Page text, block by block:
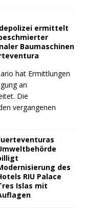
ermittelt
Baumaschinen
hat Ermittlungen
an
Die
vergangenen
des
RIU Palace
Islas mit